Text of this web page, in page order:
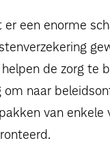
een enorme
de zorg te
naar
van enkele